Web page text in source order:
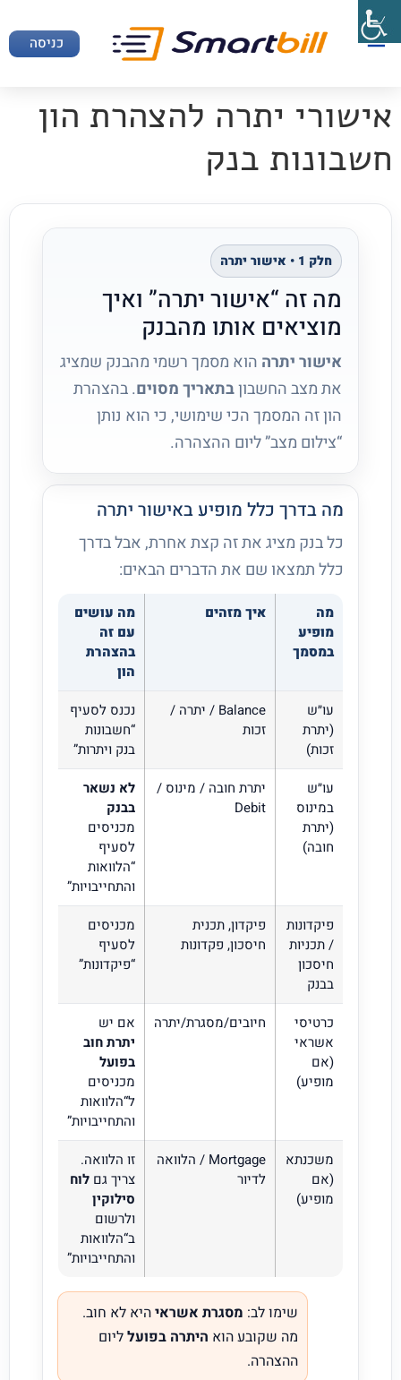
כניסה
אישורי יתרה להצהרת הון
חשבונות בנק
חלק 1 • אישור יתרה
מה זה “אישור יתרה” ואיך
מוציאים אותו מהבנק
אישור יתרה הוא מסמך רשמי מהבנק שמציג
את מצב החשבוןבתאריך מסוים. בהצהרת
הון זה המסמך הכי שימושי, כי הוא נותן
“צילום מצב” ליום ההצהרה.
מה בדרך כלל מופיע באישור יתרה
כל בנק מציג את זה קצת אחרת, אבל בדרך
כלל תמצאו שם את הדברים הבאים:
מה
מופיע
במסמך
איך מזהים
מה עושים
עם זה
בהצהרת
הון
עו״ש
(יתרת
זכות)
Balance / יתרה /
זכות
נכנס לסעיף
“חשבונות
בנק ויתרות”
עו״ש
במינוס
(יתרת
חובה)
יתרת חובה / מינוס /
Debit
לא נשאר
בבנק
מכניסים
לסעיף
“הלוואות
והתחייבויות”
פיקדונות
/ תכניות
חיסכון
בבנק
פיקדון, תכנית
חיסכון, פקדונות
מכניסים
לסעיף
“פיקדונות”
כרטיסי
אשראי
(אם
מופיע)
חיובים/מסגרת/יתרה
אם יש
יתרת חוב
בפועל
מכניסים
ל“הלוואות
והתחייבויות”
משכנתא
(אם
מופיע)
Mortgage / הלוואה
לדיור
זו הלוואה.
צריך גם לוח
סילוקין
ולרשום
ב“הלוואות
והתחייבויות”
שימו לב: מסגרת אשראיהיא לא חוב.
מה שקובע הוא היתרה בפועלליום
ההצהרה.